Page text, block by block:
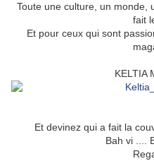
Toute une culture, un monde,
fait
Et pour ceux qui sont
KELTIA
Et devinez qui a fait la
Bah vi ....